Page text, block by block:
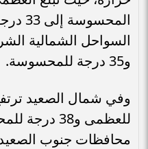
و35 درجة للمحسوسة.
للعظمى و38
محافظات جنوب